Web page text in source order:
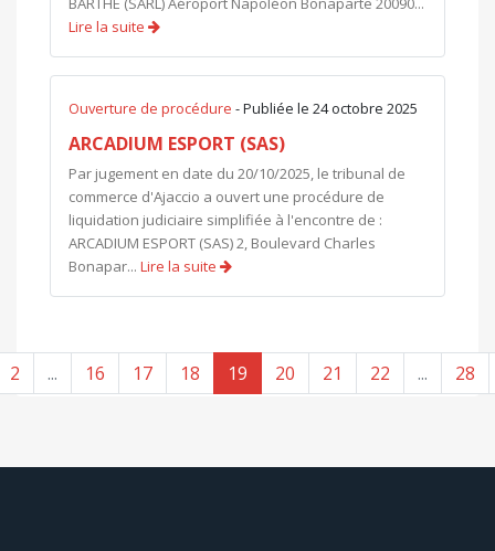
Lire la suite
Ouverture de procédure - Publiée le 24 octobre 2025
ARCADIUM ESPORT (SAS)
Par jugement en date du 20/10/2025, le tribunal de
commerce d'Ajaccio a ouvert une procédure de
liquidation judiciaire simplifiée à l'encontre de :
ARCADIUM ESPORT (SAS) 2, Boulevard Charles
Bonapar... Lire la suite
2 ... 16 17 18 19 20 21 22 ... 28